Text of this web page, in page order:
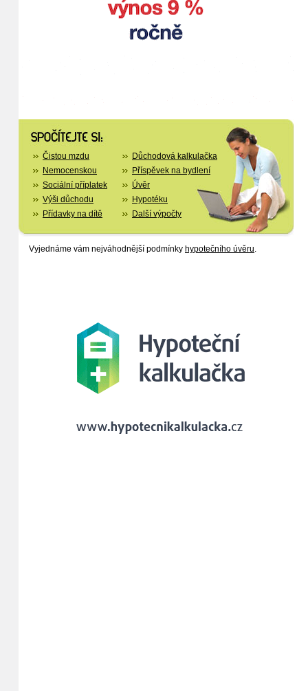
Čistou mzdu
Nemocenskou
Sociální příplatek
Výši důchodu
Přídavky na dítě
Důchodová kalkulačka
Příspěvek na bydlení
Úvěr
Hypotéku
Další výpočty
Vyjednáme vám nejváhodnější podmínky hypotečního úvěru.